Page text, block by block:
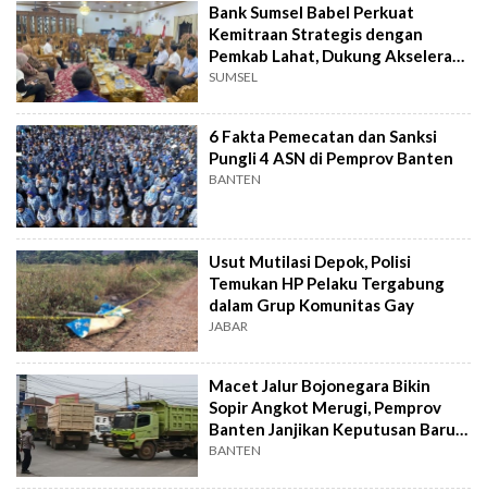
Bank Sumsel Babel Perkuat
Kemitraan Strategis dengan
Pemkab Lahat, Dukung Akselerasi
Ekonomi Daerah
SUMSEL
6 Fakta Pemecatan dan Sanksi
Pungli 4 ASN di Pemprov Banten
BANTEN
Usut Mutilasi Depok, Polisi
Temukan HP Pelaku Tergabung
dalam Grup Komunitas Gay
JABAR
Macet Jalur Bojonegara Bikin
Sopir Angkot Merugi, Pemprov
Banten Janjikan Keputusan Baru 4
Hari Lagi
BANTEN